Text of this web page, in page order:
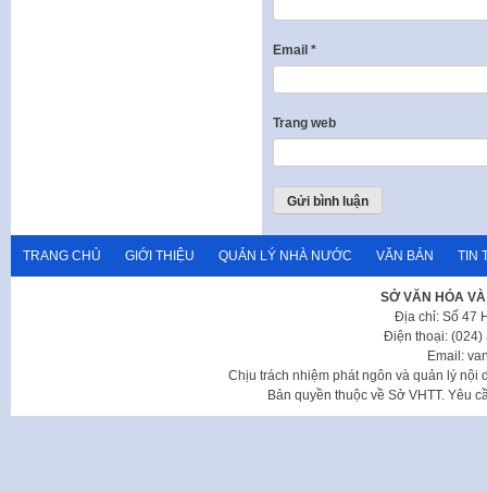
Email *
Trang web
TRANG CHỦ GIỚI THIỆU QUẢN LÝ NHÀ NƯỚC VĂN BẢN TIN
SỞ VĂN HÓA
Địa chỉ: Số 47
Điện thoại: (024)
Email:
Chịu trách nhiệm phát ngôn và quản lý nội
Bản quyền thuộc về Sở VHTT. Yêu